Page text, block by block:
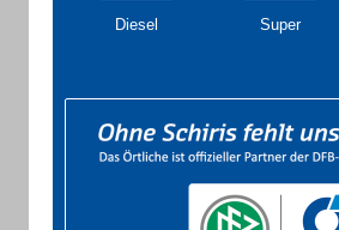
Diesel Super